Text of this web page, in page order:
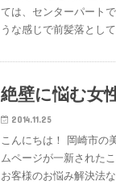
ては、センターパート
うな感じで前髪落とし
絶壁に悩む女
2014.11.25
こんにちは！ 岡崎市の
ムページが一新された
お客様のお悩み解決法